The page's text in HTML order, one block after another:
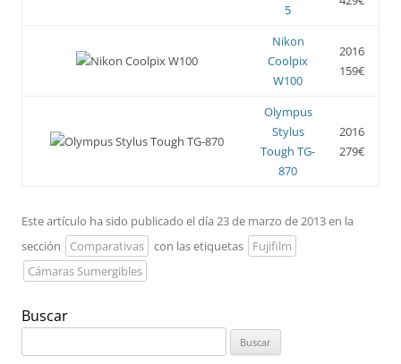
5
Nikon
Coolpix
W100
2016
159€
Olympus
Stylus
Tough TG-
870
2016
279€
Este artículo ha sido publicado el día 23 de marzo de 2013 en la
sección
Comparativas con las etiquetas
Fujifilm
Cámaras Sumergibles
Buscar